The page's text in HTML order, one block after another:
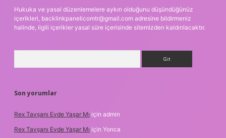
Hukuka ve yasal düzenlemelere aykırı olduğunu düşündüğünüz
içerikleri, backlinkpanelicomtr@gmail.com adresine bildirmeniz
halinde, ilgili içerikler yasal süre içerisinde sitemizden kaldırılacaktır.
Son yorumlar
Rex Tavşanı Evde Yaşar Mı için admin
Rex Tavşanı Evde Yaşar Mı için Yonca